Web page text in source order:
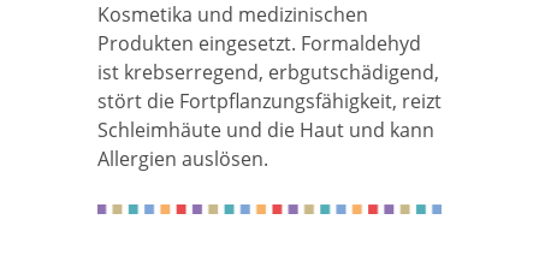
Kosmetika und medizinischen
Produkten eingesetzt. Formaldehyd
ist krebserregend, erbgutschädigend,
stört die Fortpflanzungsfähigkeit, reizt
Schleimhäute und die Haut und kann
Allergien auslösen.